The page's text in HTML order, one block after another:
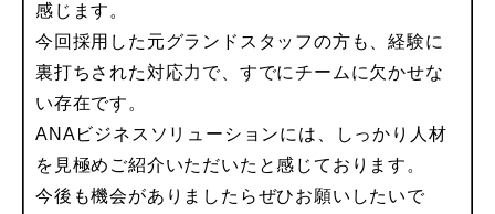
感じます。
今回採用した元グランドスタッフの方も、経験に
裏打ちされた対応力で、すでにチームに欠かせな
い存在です。
ANAビジネスソリューションには、しっかり人材
を見極めご紹介いただいたと感じております。
今後も機会がありましたらぜひお願いしたいで